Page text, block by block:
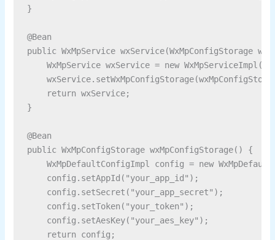
}
@Bean
public WxMpService wxService(WxMpConfigStorage
    WxMpService wxService = new WxMpServiceImpl();
    return wxService;
}
@Bean
public WxMpConfigStorage wxMpConfigStorage() {
WxMpDefaultConfigImpl config = new
    config.setAppId("your_app_id");
    config.setSecret("your_app_secret");
    config.setToken("your_token");
    config.setAesKey("your_aes_key");
    return config;